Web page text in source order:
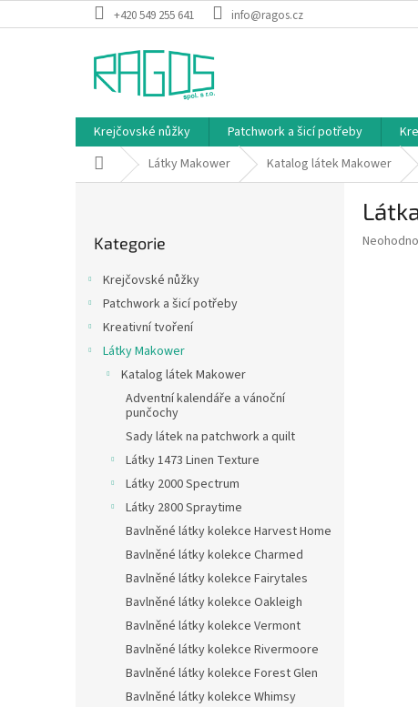
na
+420 549 255 641 info@ragos.cz
Krejčovské nůžky Patchwork a šicí potřeby
Domů Látky Makower Katalog látek Makower
kategorie
Kategorie
Krejčovské nůžky
Patchwork a šicí potřeby
Kreativní tvoření
Látky Makower
Katalog látek Makower
Adventní kalendáře a vánoční
punčochy
Sady látek na patchwork a quilt
Látky 1473 Linen Texture
Látky 2000 Spectrum
Látky 2800 Spraytime
Bavlněné látky kolekce Harvest Home
Bavlněné látky kolekce Charmed
Bavlněné látky kolekce Fairytales
Bavlněné látky kolekce Oakleigh
Bavlněné látky kolekce Vermont
Bavlněné látky kolekce Rivermoore
Bavlněné látky kolekce Forest Glen
Bavlněné látky kolekce Whimsy
Průměrné